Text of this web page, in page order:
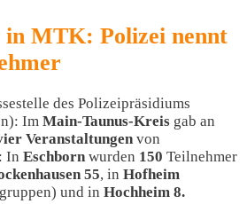
in MTK: Polizei nennt
des Polizeipräsidiums
Im Main-Taunus-Kreis gab an
Veranstaltungen von
In Eschborn wurden 150 Teilnehmer
55, in Hofheim
und in Hochheim 8.